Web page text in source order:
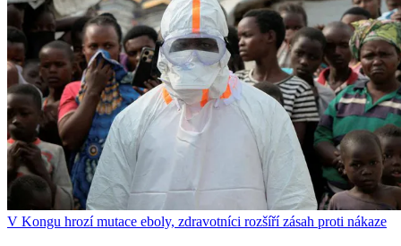
V Kongu hrozí mutace eboly, zdravotníci rozšíří zásah proti nákaze